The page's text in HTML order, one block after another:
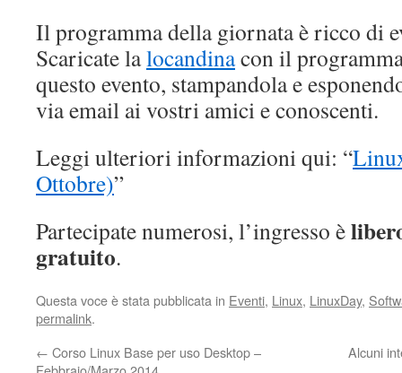
Il programma della giornata è ricco di
Scaricate lalocandinacon il
questo evento, stampandola e
via email ai vostri amici e conoscenti.
Leggi ulteriori informazioni qui: “
Ottobre)”
Partecipate numerosi, l’ingresso è
gratuito.
Questa voce è stata pubblicata in Eventi, Linux, LinuxDay,
permalink.
← Corso Linux Base per uso Desktop –
Alcuni